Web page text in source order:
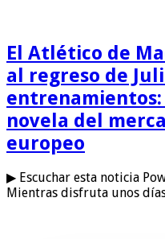
El Atlético de
al regreso de
entrenamientos:
novela del
europeo
▶ Escuchar esta noticia
Mientras disfruta unos